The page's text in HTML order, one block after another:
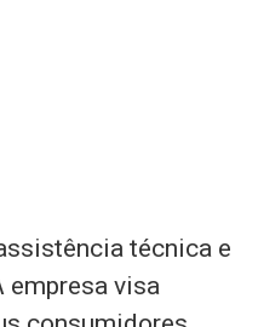
técnica e
empresa visa